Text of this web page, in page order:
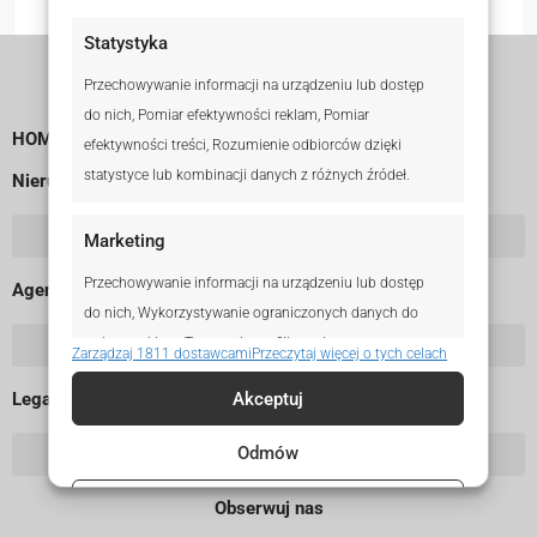
Statystyka
Przechowywanie informacji na urządzeniu lub dostęp
do nich, Pomiar efektywności reklam, Pomiar
efektywności treści, Rozumienie odbiorców dzięki
statystyce lub kombinacji danych z różnych źródeł.
Marketing
Przechowywanie informacji na urządzeniu lub dostęp
do nich, Wykorzystywanie ograniczonych danych do
wyboru reklam, Tworzenie profili w celu
spersonalizowanych reklam, Wykorzystanie profili do
wyboru spersonalizowanych reklam, Tworzenie profili w
celu doboru spersonalizowanych treści, Rozwój i
ulepszanie usług, Wykorzystywanie ograniczonych
Zarządzaj 1811 dostawcamiPrzeczytaj więcej o tych celach
Akceptuj
Odmów
Ustawienia
HOME
Nieruchomości
Agenci i Biura
Legal
Obserwuj nas